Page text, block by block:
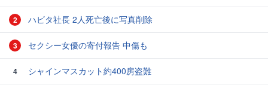
2 ハビタ社長 2人死亡後に写真削除
3 セクシー女優の寄付報告 中傷も
4 シャインマスカット約400房盗難